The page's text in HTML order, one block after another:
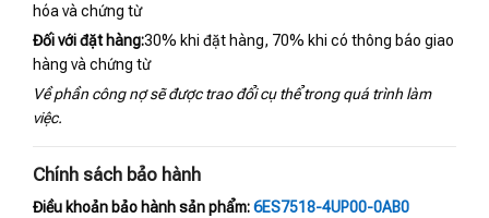
hóa và chứng từ
Đối với đặt hàng:30% khi đặt hàng, 70% khi có thông báo giao
hàng và chứng từ
Về phần công nợ sẽ được trao đổi cụ thể trong quá trình làm
việc.
Chính sách bảo hành
Điều khoản bảo hành sản phẩm:6ES7518-4UP00-0AB0